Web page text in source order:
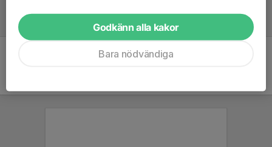
0
Godkänn alla kakor
Bara nödvändiga